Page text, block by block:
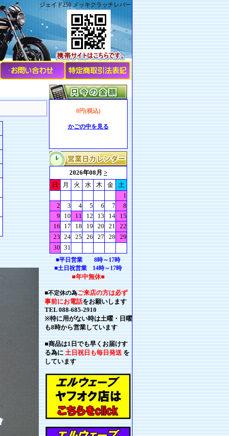
ジェイド250 メッキクラッチレバー
0円(税込)
かごの中を見る
■平日営業 8時～17時
■土日祝営業 14時～17時
■年中無休■
■不定休の為ご来店の方は必ず
事前にお電話をお願いします
TEL 088-685-2910
※特に用がない時は土曜・日曜
も8時から営業しています
■商品は1日でも早くお届けす
る為に 土日祝日も毎日発送 を
しています